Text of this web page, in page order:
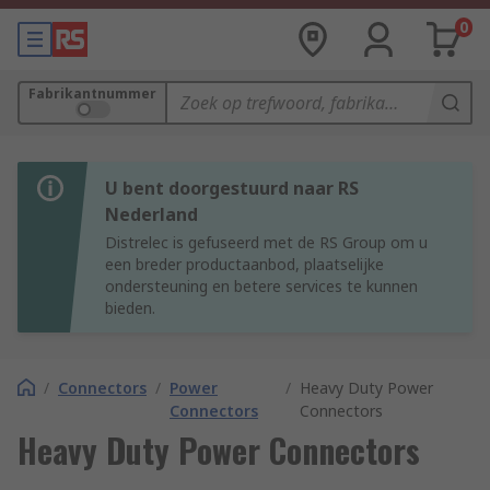
0
Fabrikantnummer
U bent doorgestuurd naar RS
Nederland
Distrelec is gefuseerd met de RS Group om u
een breder productaanbod, plaatselijke
ondersteuning en betere services te kunnen
bieden.
/ Connectors / Power
Connectors
/ Heavy Duty Power
Connectors
Heavy Duty Power Connectors